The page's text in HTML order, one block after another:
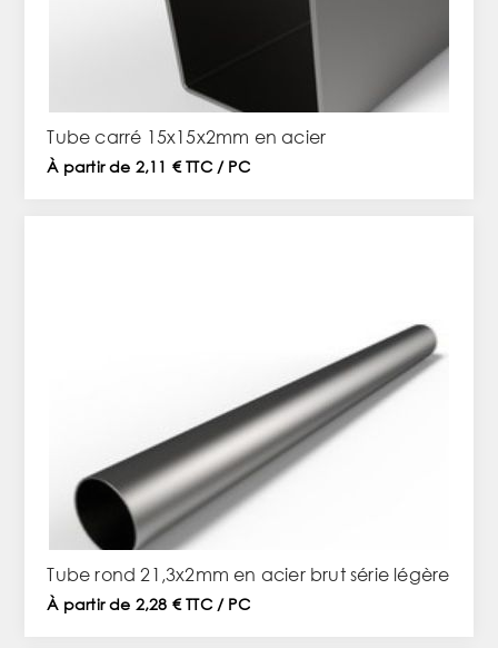
Tube carré 15x15x2mm en acier
À partir de 2,11 € TTC / PC
Tube rond 21,3x2mm en acier brut série légère
À partir de 2,28 € TTC / PC